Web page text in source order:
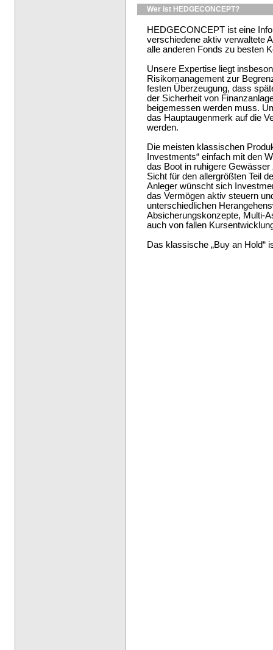
Wer ist HEDGECONCEPT?
HEDGECONCEPT ist eine
verschiedene aktiv verwaltete
alle anderen Fonds zu besten
Unsere Expertise liegt
Risikomanagement zur
festen Überzeugung, dass
der Sicherheit von
beigemessen werden muss.
das Hauptaugenmerk auf die
werden.
Die meisten klassischen
Investments“ einfach mit den
das Boot in ruhigere
Sicht für den allergrößten Teil
Anleger wünscht sich
das Vermögen aktiv steuern
unterschiedlichen
Absicherungskonzepte, Multi-
auch von fallen
Das klassische „Buy an Hold“